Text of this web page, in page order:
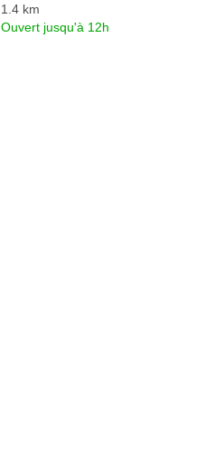
1.4 km
Ouvert jusqu'à 12h